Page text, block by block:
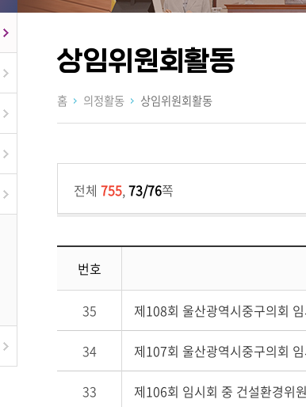
홈 의정활동 상임위원회활동
상임위원회활동
전체 755,73/76쪽
번호
35 제108회 울산광역시중구의회
34 제107회 울산광역시중구의회
33 제106회 임시회 중 건설환경위